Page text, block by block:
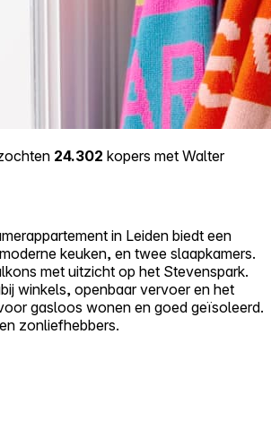
24.302 kopers met Walter
in Leiden biedt een
keuken, en twee slaapkamers.
met uitzicht op het Stevenspark.
winkels, openbaar vervoer en het
gasloos wonen en goed geïsoleerd.
zonliefhebbers.